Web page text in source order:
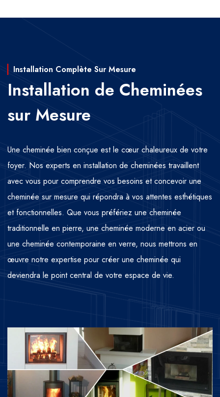
Installation Complète Sur Mesure
Installation de Cheminées
sur Mesure
Une cheminée bien conçue est le cœur chaleureux de votre
foyer. Nos experts en installation de cheminées travaillent
avec vous pour comprendre vos besoins et concevoir une
cheminée sur mesure qui répondra à vos attentes esthétiques
et fonctionnelles. Que vous préfériez une cheminée
traditionnelle en pierre, une cheminée moderne en acier ou
une cheminée contemporaine en verre, nous mettrons en
œuvre notre expertise pour créer une cheminée qui
deviendra le point central de votre espace de vie.